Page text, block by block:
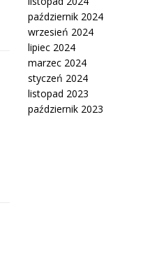
październik 2024
wrzesień 2024
lipiec 2024
marzec 2024
styczeń 2024
listopad 2023
październik 2023